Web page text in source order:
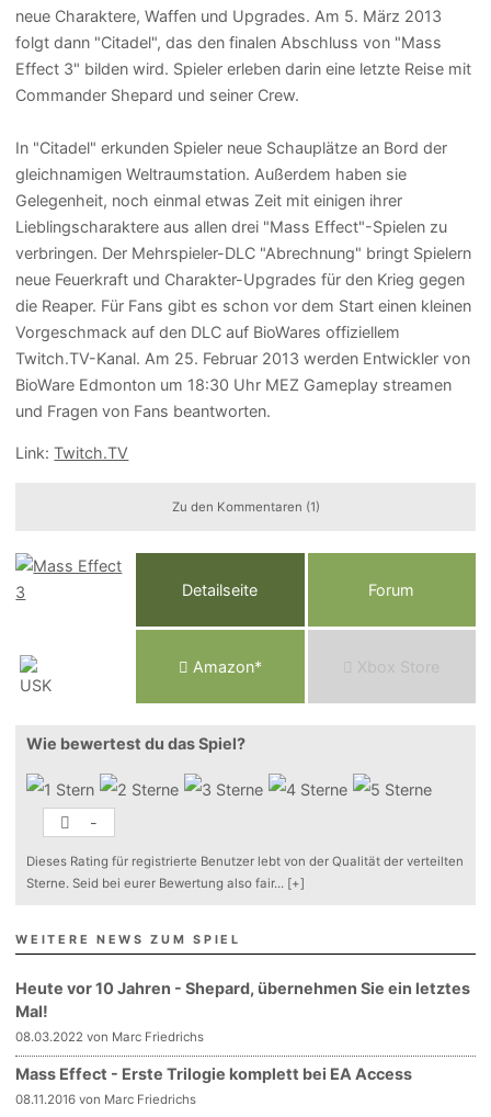
neue Charaktere, Waffen und Upgrades. Am 5. März 2013
folgt dann "Citadel", das den finalen Abschluss von "Mass
Effect 3" bilden wird. Spieler erleben darin eine letzte Reise mit
Commander Shepard und seiner Crew.
In "Citadel" erkunden Spieler neue Schauplätze an Bord der
gleichnamigen Weltraumstation. Außerdem haben sie
Gelegenheit, noch einmal etwas Zeit mit einigen ihrer
Lieblingscharaktere aus allen drei "Mass Effect"-Spielen zu
verbringen. Der Mehrspieler-DLC "Abrechnung" bringt Spielern
neue Feuerkraft und Charakter-Upgrades für den Krieg gegen
die Reaper. Für Fans gibt es schon vor dem Start einen kleinen
Vorgeschmack auf den DLC auf BioWares offiziellem
Twitch.TV-Kanal. Am 25. Februar 2013 werden Entwickler von
BioWare Edmonton um 18:30 Uhr MEZ Gameplay streamen
und Fragen von Fans beantworten.
Link:Twitch.TV
Zu den Kommentaren (1)
Detailseite Forum
Amazon* Xbox Store
Wie bewertest du das Spiel?
-
Dieses Rating für registrierte Benutzer lebt von der Qualität der verteilten
Sterne. Seid bei eurer Bewertung also fair... [+]
WEITERE NEWS ZUM SPIEL
Heute vor 10 Jahren - Shepard, übernehmen Sie ein letztes
Mal!
08.03.2022 von Marc Friedrichs
Mass Effect - Erste Trilogie komplett bei EA Access
08.11.2016 von Marc Friedrichs